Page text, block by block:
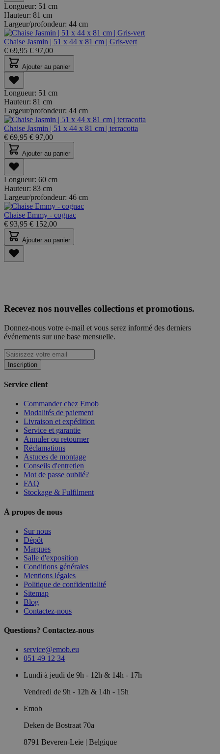
Longueur: 51 cm
Hauteur: 81 cm
Largeur/profondeur: 44 cm
Chaise Jasmin | 51 x 44 x 81 cm | Gris-vert
€ 69,95 € 97,00
Ajouter au panier
Longueur: 51 cm
Hauteur: 81 cm
Largeur/profondeur: 44 cm
Chaise Jasmin | 51 x 44 x 81 cm | terracotta
€ 69,95 € 97,00
Ajouter au panier
Longueur: 60 cm
Hauteur: 83 cm
Largeur/profondeur: 46 cm
Chaise Emmy - cognac
€ 93,95 € 152,00
Ajouter au panier
Recevez nos nouvelles collections et promotions.
Donnez-nous votre e-mail et vous serez informé des derniers
événements sur une base mensuelle.
Inscription
Service client
Commander chez Emob
Modalités de paiement
Livraison et expédition
Service et garantie
Annuler ou retourner
Réclamations
Astuces de montage
Conseils d'entretien
Mot de passe oublié?
FAQ
Stockage & Fulfilment
À propos de nous
Sur nous
Dépôt
Marques
Salle d'exposition
Conditions générales
Mentions légales
Politique de confidentialité
Sitemap
Blog
Contactez-nous
Questions? Contactez-nous
service@emob.eu
051 49 12 34
Lundi à jeudi de 9h - 12h & 14h - 17h
Vendredi de 9h - 12h & 14h - 15h
Emob
Deken de Bostraat 70a
8791 Beveren-Leie | Belgique